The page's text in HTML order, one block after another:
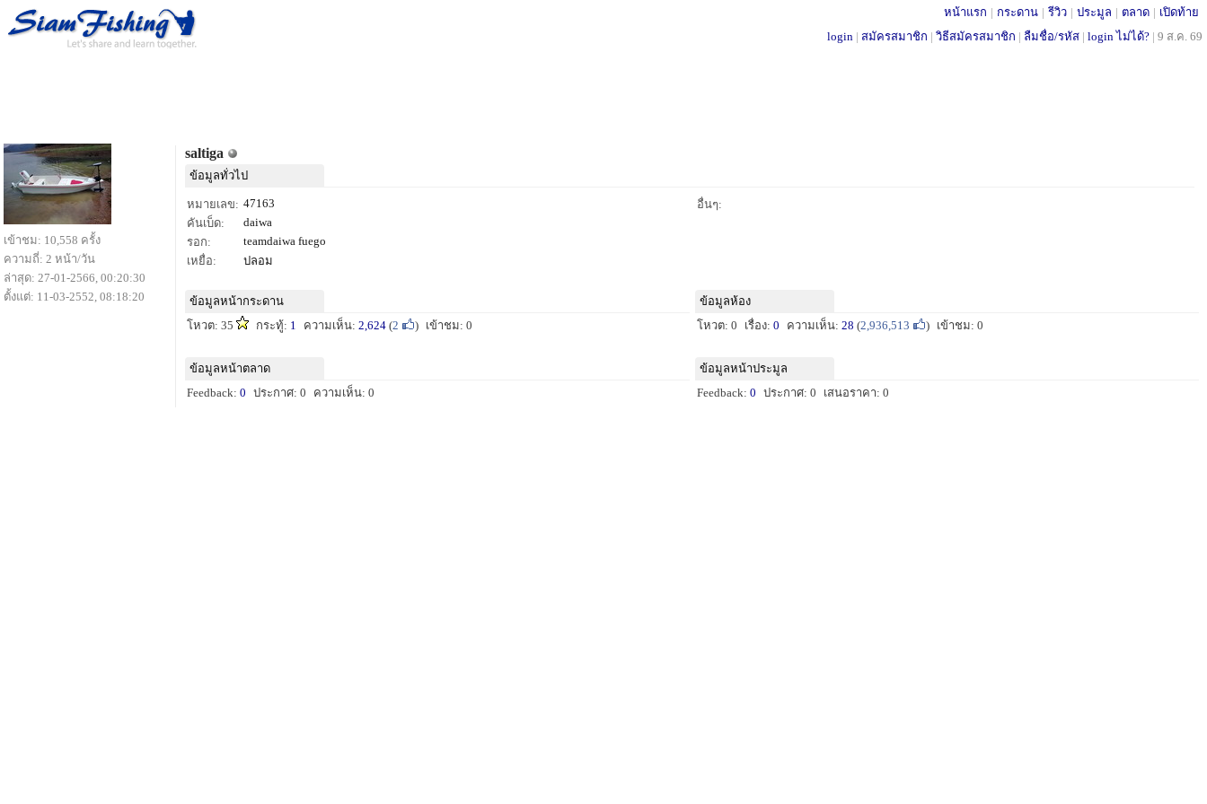
หน้าแรก | กระดาน | รีวิว | ประมูล | ตลาด | เปิดท้าย
login | สมัครสมาชิก | วิธีสมัครสมาชิก | ลืมชื่อ/รหัส | login ไม่ได้? | 9 ส.ค. 69
saltiga
ข้อมูลทั่วไป
หมายเลข: 47163
คันเบ็ด:
daiwa
รอก:
teamdaiwa fuego
เหยื่อ:
ปลอม
อื่นๆ:
ข้อมูลหน้ากระดาน
โหวต: 35
กระทู้: 1 ความเห็น: 2,624 (2 ) เข้าชม: 0
ข้อมูลห้อง
โหวต: 0
เรื่อง: 0 ความเห็น: 28 (2,936,513 ) เข้าชม: 0
ข้อมูลหน้าตลาด
Feedback: 0 ประกาศ: 0 ความเห็น: 0
ข้อมูลหน้าประมูล
Feedback: 0 ประกาศ: 0 เสนอราคา: 0
เข้าชม: 10,558 ครั้ง
ความถี่: 2 หน้า/วัน
ล่าสุด: 27-01-2566, 00:20:30
ตั้งแต่: 11-03-2552, 08:18:20